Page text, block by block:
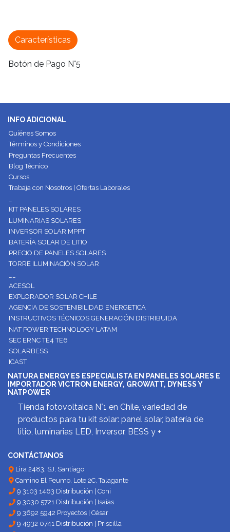
Botón de Pago N°5
Características
INFO ADICIONAL
Quiénes Somos
Términos y Condiciones
Preguntas Frecuentes
Blog Técnico
Cursos
Trabaja con Nosotros | Ofertas Laborales
KIT PANELES SOLARES
LUMINARIAS SOLARES
INVERSOR SOLAR MPPT
BATERÍA SOLAR DE LITIO
PRECIO DE PANELES SOLARES
TORRE ILUMINACIÓN SOLAR
ACESOL
EXPLORADOR SOLAR CHILE
AGENCIA DE SOSTENIBILIDAD ENERGETICA
INSTRUCTIVOS TÉCNICOS GENERACIÓN DISTRIBUIDA
NAT POWER TECHNOLOGY LATAM
SEC ERNC TE4 TE6
SOLARBESS
ICAST
NATURA ENERGY ES ESPECIALISTA EN PANELES SOLARES E
IMPORTADOR VICTRON ENERGY, GROWATT, DYNESS Y
NATPOWER
Tienda fotovoltaica N°1 en Chile, variedad de
productos para tu kit solar: panel solar, batería de
litio, luminarias LED, Inversor, BESS y +
CONTÁCTANOS
Lira 2483, SJ, Santiago
Camino El Peumo, Lote 2C, Talagante
9 3103 1463 Distribución | Coni
9 3030 5721 Distribución | Isaías
9 3692 5942 Proyectos | César
9 4932 0741 Distribución | Priscilla